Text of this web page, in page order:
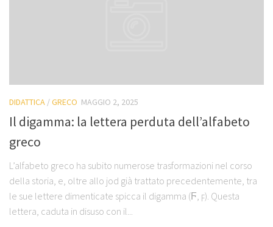
DIDATTICA /GRECO MAGGIO 2, 2025
Il digamma: la lettera perduta dell’alfabeto
greco
L’alfabeto greco ha subito numerose trasformazioni nel corso
della storia, e, oltre allo jod già trattato precedentemente, tra
le sue lettere dimenticate spicca il digamma (Ϝ, ϝ). Questa
lettera, caduta in disuso con il...